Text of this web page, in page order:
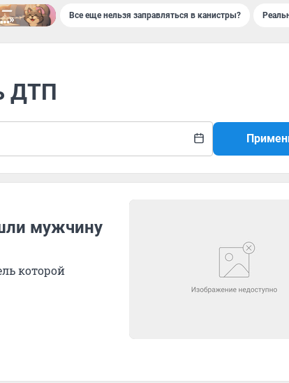
Все еще нельзя заправляться в канистры?
ДТП
мужчину
которой